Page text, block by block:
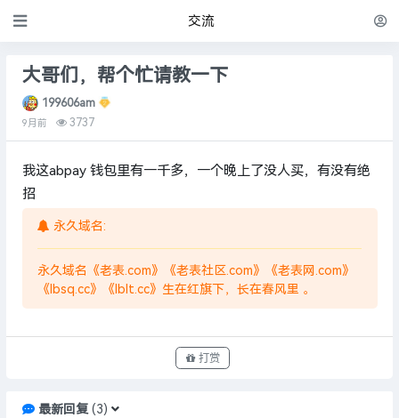
交流
大哥们，帮个忙请教一下
199606am
9月前 3737
我这abpay 钱包里有一千多，一个晚上了没人买，有没有绝
招
永久域名:
永久域名《老表.com》《老表社区.com》《老表网.com》
《lbsq.cc》《lblt.cc》生在红旗下，长在春风里 。
打赏
最新回复( 3)